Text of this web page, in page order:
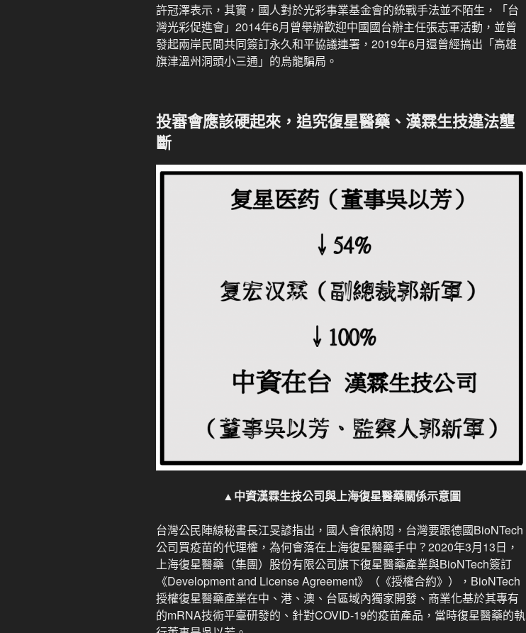
許冠澤表示，其實，國人對於光彩事業基金會的統戰手法並不陌生，「台
灣光彩促進會」2014年6月曾舉辦歡迎中國國台辦主任張志軍活動，並曾
發起兩岸民間共同簽訂永久和平協議連署，2019年6月還曾經搞出「高雄
旗津溫州洞頭小三通」的烏龍騙局。
投審會應該硬起來，追究復星醫藥、漢霖生技違法壟
斷
▲中資漢霖生技公司與上海復星醫藥關係示意圖
台灣公民陣線秘書長江旻諺指出，國人會很納悶，台灣要跟德國BioNTech
公司買疫苗的代理權，為何會落在上海復星醫藥手中？2020年3月13日，
上海復星醫藥（集團）股份有限公司旗下復星醫藥產業與BioNTech簽訂
《Development and License Agreement》（《授權合約》），BioNTech
授權復星醫藥產業在中、港、澳、台區域內獨家開發、商業化基於其專有
的mRNA技術平臺研發的、針對COVID-19的疫苗產品，當時復星醫藥的執